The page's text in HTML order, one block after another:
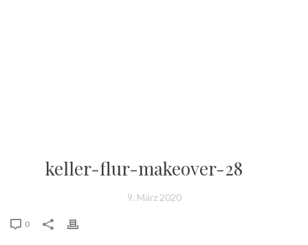
keller-flur-makeover-28
9. März 2020
0